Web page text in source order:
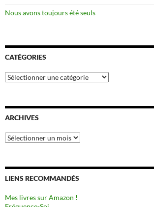
Nous avons toujours été seuls
CATÉGORIES
Catégories
ARCHIVES
Archives
LIENS RECOMMANDÉS
Mes livres sur Amazon !